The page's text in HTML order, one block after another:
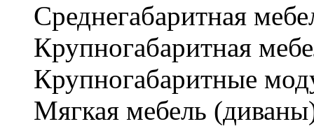
Cреднегабаритная
Крупногабаритная
Крупногабаритные
Мягкая мебель